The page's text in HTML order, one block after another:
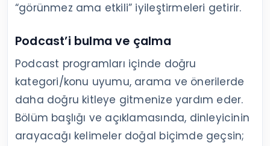
“görünmez ama etkili” iyileştirmeleri getirir.
Podcast’i bulma ve çalma
Podcast programları içinde doğru
kategori/konu uyumu, arama ve önerilerde
daha doğru kitleye gitmenize yardım eder.
Bölüm başlığı ve açıklamasında, dinleyicinin
arayacağı kelimeler doğal biçimde geçsin;